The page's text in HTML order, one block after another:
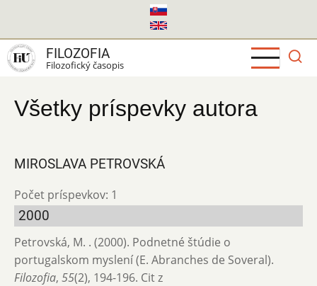
hlavný
obsah
FILOZOFIA
Filozofický časopis
Všetky príspevky autora
MIROSLAVA PETROVSKÁ
Počet príspevkov: 1
2000
Petrovská, M. . (2000). Podnetné štúdie o
portugalskom myslení (E. Abranches de Soveral).
Filozofia, 55(2), 194-196. Cit z